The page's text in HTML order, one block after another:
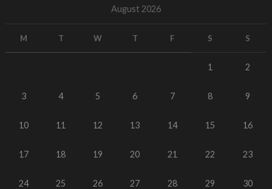
August 2026
M T W T F S S
1 2
3 4 5 6 7 8 9
10 11 12 13 14 15 16
17 18 19 20 21 22 23
24 25 26 27 28 29 30